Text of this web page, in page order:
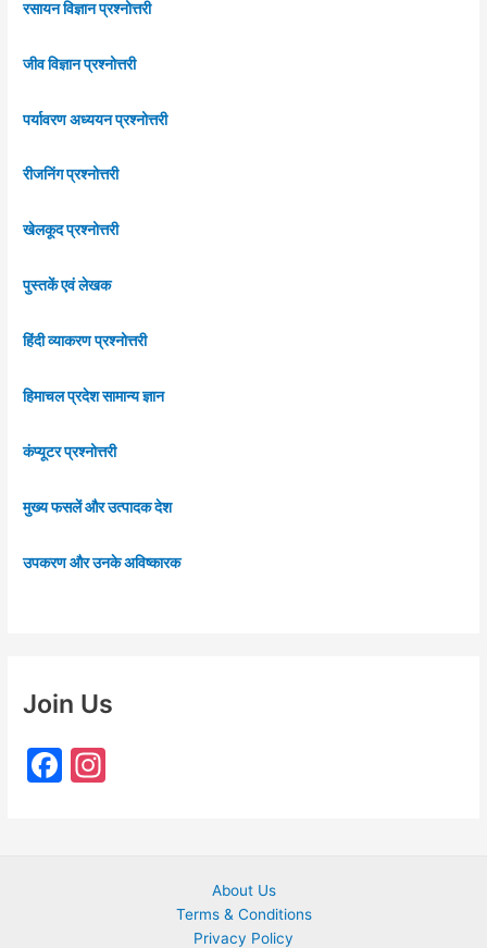
रसायन विज्ञान प्रश्नोत्तरी
जीव विज्ञान प्रश्नोत्तरी
पर्यावरण अध्ययन प्रश्नोत्तरी
रीजनिंग प्रश्नोत्तरी
खेलकूद प्रश्नोत्तरी
पुस्तकें एवं लेखक
हिंदी व्याकरण प्रश्नोत्तरी
हिमाचल प्रदेश सामान्य ज्ञान
कंप्यूटर प्रश्नोत्तरी
मुख्य फसलें और उत्पादक देश
उपकरण और उनके अविष्कारक
Join Us
F
About Us
Terms & Conditions
Privacy Policy